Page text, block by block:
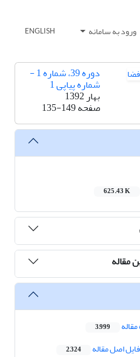
ورود به سامانه ENGLISH
دوره 39، شماره 1 -
شماره پیاپی 1
بهار 1392
صفحه135-149
625.43 K
مقاله
3,999
اصل مقاله 2,324